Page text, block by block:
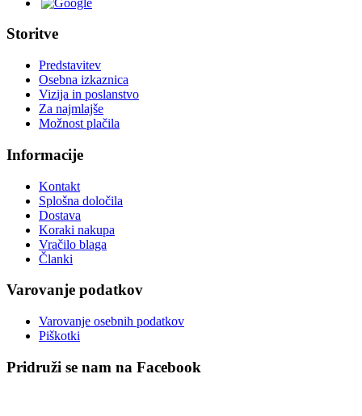
Storitve
Predstavitev
Osebna izkaznica
Vizija in poslanstvo
Za najmlajše
Možnost plačila
Informacije
Kontakt
Splošna določila
Dostava
Koraki nakupa
Vračilo blaga
Članki
Varovanje podatkov
Varovanje osebnih podatkov
Piškotki
Pridruži se nam na Facebook